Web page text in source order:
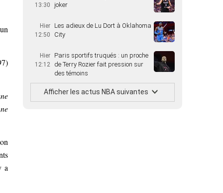
a
13:30
joker
Hier
12:50
Les adieux de Lu Dort à Oklahoma
City
Hier
12:12
Paris sportifs truqués : un proche
de Terry Rozier fait pression sur
des témoins
Afficher les actus NBA suivantes